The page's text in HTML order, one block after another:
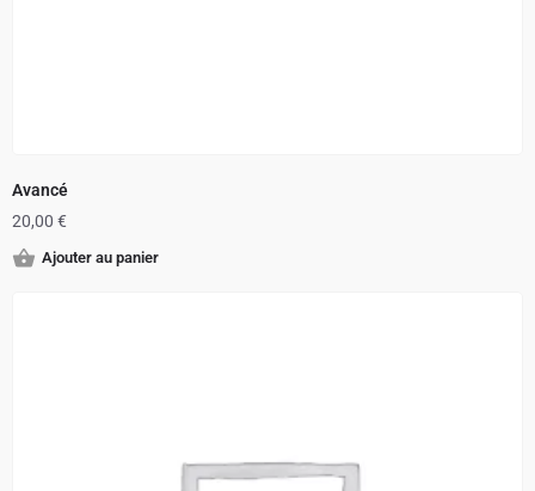
Avancé
20,00 €
Ajouter au panier